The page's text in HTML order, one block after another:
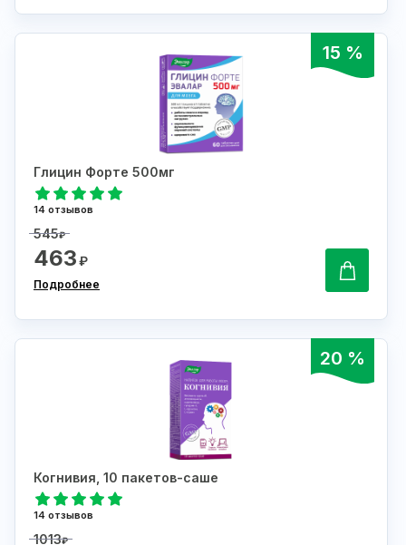
15 %
Глицин Форте 500мг
14 отзывов
545₽
463₽
Подробнее
20 %
Когнивия, 10 пакетов-саше
14 отзывов
1013₽